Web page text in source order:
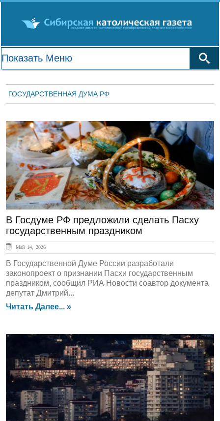
ГОСУДАРСТВЕННАЯ ДУМА РФ
ЛЕНТА НОВОСТЕЙ
В Госдуме РФ предложили сделать Пасху
государственным праздником
Май 14, 2026
В Государственной Думе России разработали
законопроект о признании Пасхи государственным
праздником, сообщил РИА Новости соавтор документа
депутат Дмитрий...
Читать Далее... »
ЛЕНТА НОВОСТЕЙ